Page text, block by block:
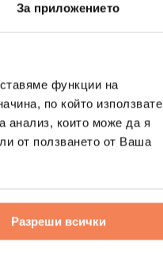
За приложението
функции на
по който използвате
анализ, които може да я
от ползването от Ваша
Разреши всички